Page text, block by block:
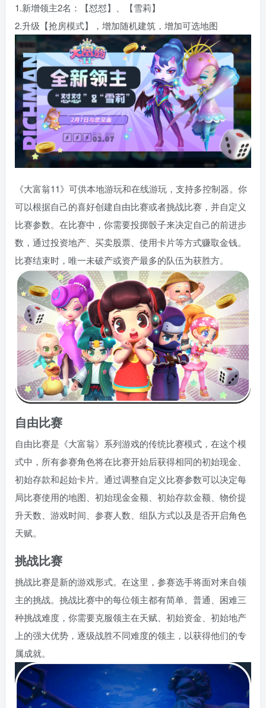
1.新增领主2名：【怼怼】、【雪莉】
2.升级【抢房模式】，增加随机建筑，增加可选地图
《大富翁11》可供本地游玩和在线游玩，支持多控制器。你
可以根据自己的喜好创建自由比赛或者挑战比赛，并自定义
比赛参数。在比赛中，你需要投掷骰子来决定自己的前进步
数，通过投资地产、买卖股票、使用卡片等方式赚取金钱。
比赛结束时，唯一未破产或资产最多的队伍为获胜方。
自由比赛
自由比赛是《大富翁》系列游戏的传统比赛模式，在这个模
式中，所有参赛角色将在比赛开始后获得相同的初始现金、
初始存款和起始卡片。通过调整自定义比赛参数可以决定每
局比赛使用的地图、初始现金金额、初始存款金额、物价提
升天数、游戏时间、参赛人数、组队方式以及是否开启角色
天赋。
挑战比赛
挑战比赛是新的游戏形式。在这里，参赛选手将面对来自领
主的挑战。挑战比赛中的每位领主都有简单、普通、困难三
种挑战难度，你需要克服领主在天赋、初始资金、初始地产
上的强大优势，逐级战胜不同难度的领主，以获得他们的专
属成就。